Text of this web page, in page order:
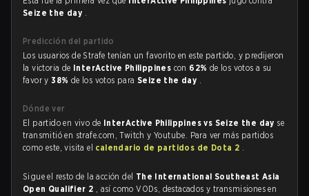
Seize the day .
Predicción del partido
Los usuarios de Strafe tenían un favorito en este partido, y predijeron
la victoria de InterActive Philippines con 62% de los votos a su
favor y38% de los votos paraSeize the day .
Dónde ver
El partido en vivo de InterActive Philippines vs Seize the day se
transmitió en strafe.com, Twitch y Youtube. Para ver más partidos
como este, visita el calendario de partidos de Dota 2 .
Sigue el resto de la acción del The International Southeast Asia
Open Qualifier 2 , así como VODs, destacados y transmisiones en